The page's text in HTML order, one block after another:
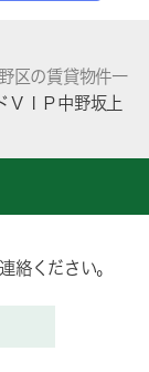
区の賃貸物件一
ＶＩＰ中野坂上
絡ください。